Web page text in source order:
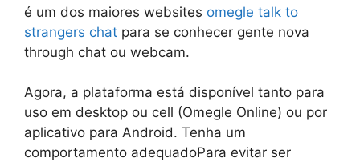
é um dos maiores websites omegle talk to
strangers chat para se conhecer gente nova
through chat ou webcam.
Agora, a plataforma está disponível tanto para
uso em desktop ou cell (Omegle Online) ou por
aplicativo para Android. Tenha um
comportamento adequadoPara evitar ser